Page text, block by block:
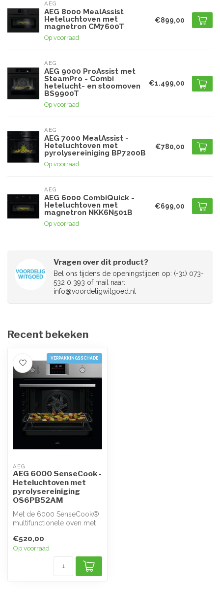
AEG
AEG 8000 MealAssist
Heteluchtoven met
magnetron CM7600T
Op voorraad
€899,00
AEG
AEG 9000 ProAssist met
SteamPro - Combi
hetelucht- en stoomoven
BS9900T
Op voorraad
€1.499,00
AEG
AEG 7000 MealAssist -
Heteluchtoven met
pyrolysereiniging BP7200B
Op voorraad
€780,00
AEG
AEG 6000 CombiQuick -
Heteluchtoven met
magnetron NKK6N501B
Op voorraad
€699,00
Vragen over dit product?
Bel ons tijdens de openingstijden op: (+31) 073-
532 0 393 of mail naar:
info@voordeligwitgoed.nl
Recent bekeken
VERPAKKINGSSCHADE
AEG
AEG 6000 SenseCook -
Heteluchtoven met
pyrolysereiniging
OS6PB52AM
Met de 6000 SenseCook®
multifunctionele oven met
bereid...
€520,00
Op voorraad